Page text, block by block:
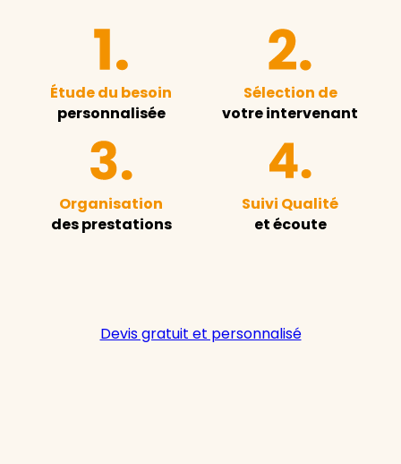
Étude du besoin
personnalisée
Sélection de
votre intervenant
Organisation
des prestations
Suivi Qualité
et écoute
Devis gratuit et personnalisé